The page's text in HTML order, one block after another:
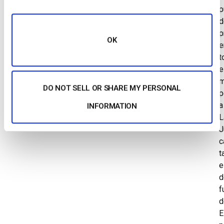
OK
DO NOT SELL OR SHARE MY PERSONAL
INFORMATION
a